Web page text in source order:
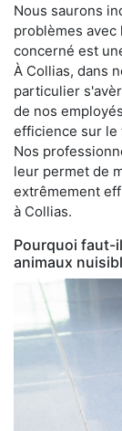
Nous saurons
problèmes
concerné est
À Collias, dans
particulier
de nos
efficience sur le
Nos
leur permet de
extrêmement
à Collias.
Pourquoi faut-
animaux